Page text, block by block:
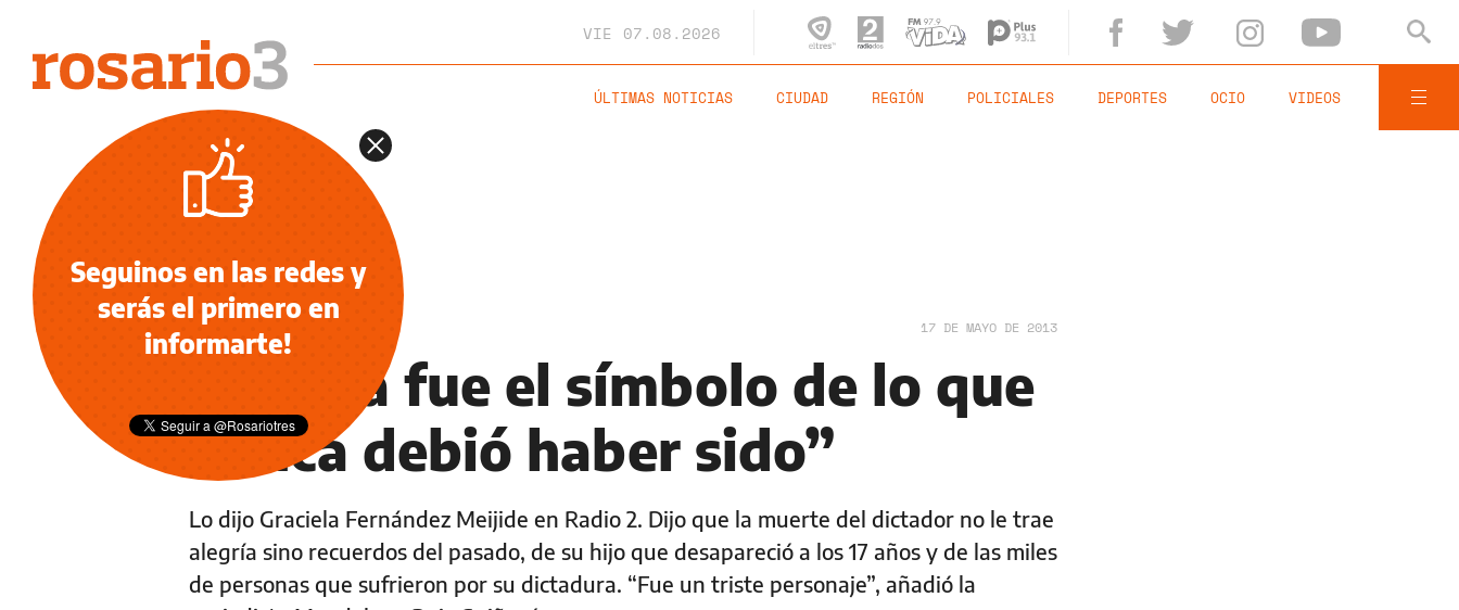
VIE 07.08.2026
ÚLTIMAS NOTICIAS CIUDAD REGIÓN POLICIALES DEPORTES OCIO VIDEOS
NOTICIAS 17 DE MAYO DE 2013
“Videla fue el símbolo de lo que
nunca debió haber sido”
Lo dijo Graciela Fernández Meijide en Radio 2. Dijo que la muerte del dictador no le trae
alegría sino recuerdos del pasado, de su hijo que desapareció a los 17 años y de las miles
de personas que sufrieron por su dictadura. “Fue un triste personaje”, añadió la
Seguinos en las redes y
serás el primero en
informarte!